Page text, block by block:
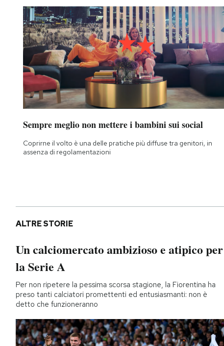
Sempre meglio non mettere i bambini sui social
Coprirne il volto è una delle pratiche più diffuse tra genitori, in
assenza di regolamentazioni
ALTRE STORIE
Un calciomercato ambizioso e atipico per
la Serie A
Per non ripetere la pessima scorsa stagione, la Fiorentina ha
preso tanti calciatori promettenti ed entusiasmanti: non è
detto che funzioneranno